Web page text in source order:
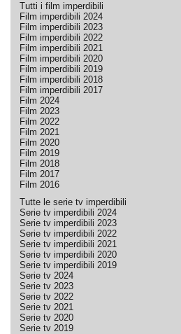
Tutti i film imperdibili
Film imperdibili 2024
Film imperdibili 2023
Film imperdibili 2022
Film imperdibili 2021
Film imperdibili 2020
Film imperdibili 2019
Film imperdibili 2018
Film imperdibili 2017
Film 2024
Film 2023
Film 2022
Film 2021
Film 2020
Film 2019
Film 2018
Film 2017
Film 2016
Tutte le serie tv imperdibili
Serie tv imperdibili 2024
Serie tv imperdibili 2023
Serie tv imperdibili 2022
Serie tv imperdibili 2021
Serie tv imperdibili 2020
Serie tv imperdibili 2019
Serie tv 2024
Serie tv 2023
Serie tv 2022
Serie tv 2021
Serie tv 2020
Serie tv 2019